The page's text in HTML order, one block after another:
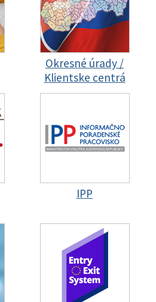
Okresné úrady /
Klientske centrá
IPP